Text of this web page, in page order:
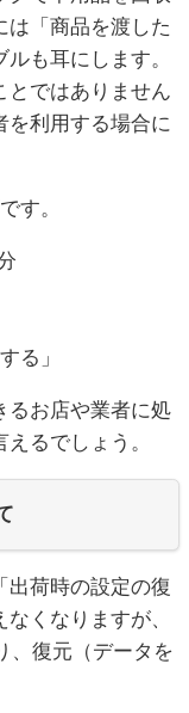
は「商品を渡した
も耳にします。
とではありません
を利用する場合に
す。
る」
るお店や業者に処
るでしょう。
出荷時の設定の復
くなりますが、
、復元（データを